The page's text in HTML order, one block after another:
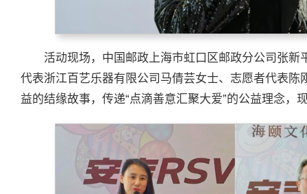
活动现场，中国邮政上海市虹口区邮政分公司张
代表浙江百艺乐器有限公司马倩芸女士、志愿者代表
益的结缘故事，传递“点滴善意汇聚大爱”的公益理念，